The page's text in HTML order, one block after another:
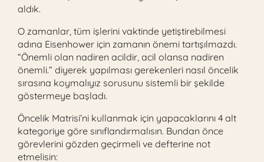
aldık.
O zamanlar, tüm işlerini vaktinde yetiştirebilmesi
adına Eisenhower için zamanın önemi tartışılmazdı.
“Önemli olan nadiren acildir, acil olansa nadiren
önemli.” diyerek yapılması gerekenleri nasıl öncelik
sırasına koymalıyız sorusunu sistemli bir şekilde
göstermeye başladı.
Öncelik Matrisi’ni kullanmak için yapacaklarını 4 alt
kategoriye göre sınıflandırmalısın. Bundan önce
görevlerini gözden geçirmeli ve defterine not
etmelisin: